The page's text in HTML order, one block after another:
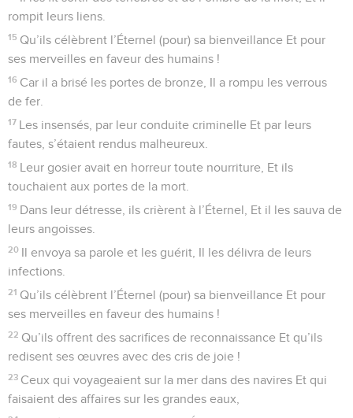
A moi Galaad, à moi Manassé ; Éphraïm est le rempart de
ma tête, Et Juda, mon sceptre ;
chaussure ; Je pousse une clameur contre le pays des
Qui me mènera dans la ville forte ? Qui me conduit en
Édom ?
N’est-ce pas toi, ô Dieu, qui nous avais repoussés, Et qui
ne sortais plus, ô Dieu, avec nos armées ?
Donne-nous du secours contre l’adversaire ! Le salut de
l’homme n’est que vanité,
Avec Dieu, nous agirons vaillamment. C’est lui qui
© Société biblique française – Bibli’O, 1978, avec autorisation. Pour vous procurer
une Bible imprimée, rendez-vous sur www.editionsbiblio.fr
Psaumes 109